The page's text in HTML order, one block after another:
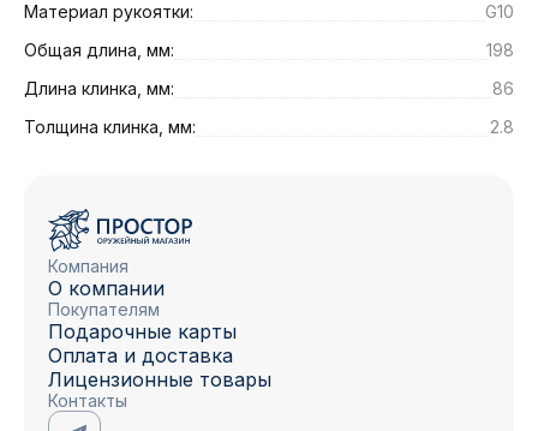
Материал рукоятки:
G10
Общая длина, мм:
198
Длина клинка, мм:
86
Толщина клинка, мм:
2.8
Компания
О компании
Покупателям
Подарочные карты
Оплата и доставка
Лицензионные товары
Контакты